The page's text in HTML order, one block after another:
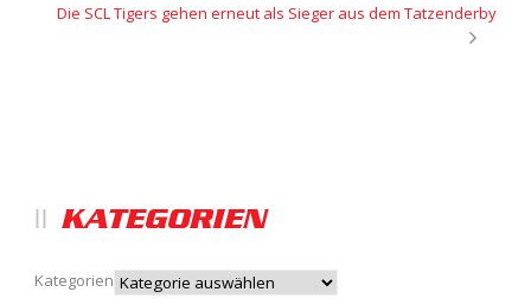
Die SCL Tigers gehen erneut als Sieger aus dem Tatzenderby
KATEGORIEN
Kategorien